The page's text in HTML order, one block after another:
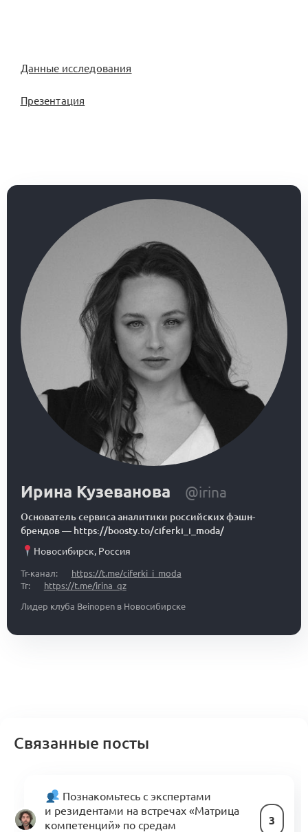
Данные исследования
Презентация
Ирина Кузеванова @irina
Основатель сервиса аналитики российских фэшн-
брендов— https://boosty.to/ciferki_i_moda/
Новосибирск, Россия
Тг-канал:
https://t.me/ciferki_i_moda
Тг:
https://t.me/irina_qz
Лидер клуба Beinopen в Новосибирске
Связанные посты
Познакомьтесь с экспертами
и резидентами на встречах «Матрица
компетенций» по средам
3